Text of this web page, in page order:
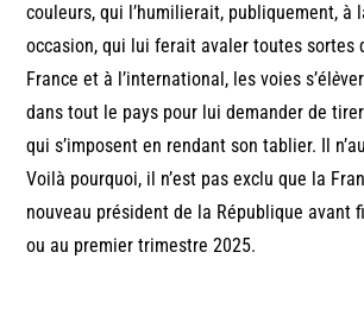
couleurs, qui l’humilierait, publiquement, à
occasion, qui lui ferait avaler toutes sortes
France et à l’international, les voies s’élè
dans tout le pays pour lui demander de
qui s’imposent en rendant son tablier. Il
Voilà pourquoi, il n’est pas exclu que la
nouveau président de la République avant
ou au premier trimestre 2025.